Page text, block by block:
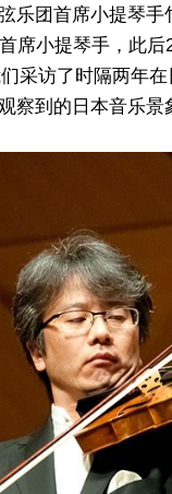
乐团首席小提琴
席小提琴手，此
采访了时隔两年
察到的日本音乐景